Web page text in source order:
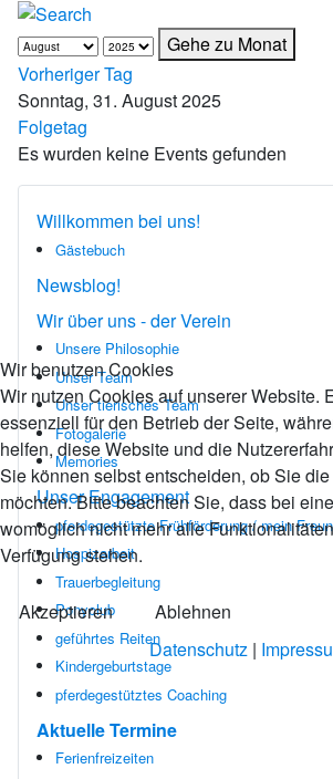
Gehe zu Monat
Vorheriger Tag
Sonntag, 31. August 2025
Folgetag
Es wurden keine Events gefunden
Willkommen bei uns!
Gästebuch
Newsblog!
Wir über uns - der Verein
Unsere Philosophie
Unser Team
Unser tierisches Team
Fotogalerie
Memories
Unser Engagement
pferdegestützte Frühförderung / mein
Hospizarbeit
Trauerbegleitung
Ponyclub
geführtes Reiten
Kindergeburtstage
pferdegestütztes Coaching
Aktuelle Termine
Ferienfreizeiten
Wir benutzen Cookies
Wir nutzen Cookies auf unserer Website.
essenziell für den Betrieb der Seite,
helfen, diese Website und die
Sie können selbst entscheiden, ob Sie
möchten. Bitte beachten Sie, dass bei
womöglich nicht mehr alle
Verfügung stehen.
Akzeptieren
Ablehnen
Datenschutz|